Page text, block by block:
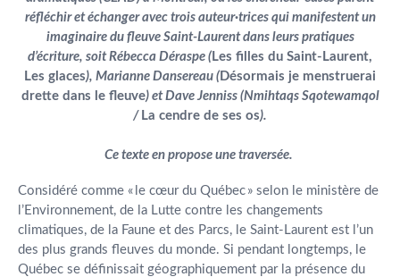
réfléchir et échanger avec trois auteur·trices qui manifestent un
imaginaire du fleuve Saint-Laurent dans leurs pratiques
d’écriture, soit Rébecca Déraspe ( Les filles du Saint-Laurent,
Les glaces), Marianne Dansereau ( Désormais je menstruerai
drette dans le fleuve) et Dave Jenniss (Nmihtaqs Sqotewamqol
/ La cendre de ses os).
Ce texte en propose une traversée.
Considéré comme « le cœur du Québec » selon le ministère de
l’Environnement, de la Lutte contre les changements
climatiques, de la Faune et des Parcs, le Saint-Laurent est l’un
des plus grands fleuves du monde. Si pendant longtemps, le
Québec se définissait géographiquement par la présence du